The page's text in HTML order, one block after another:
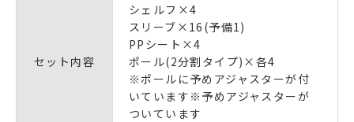
セット内容
シェルフ×4
スリーブ×16(予備1)
PPシート×4
ポール(2分割タイプ)×各4
※ポールに予めアジャスターが付
いています※予めアジャスターが
ついています